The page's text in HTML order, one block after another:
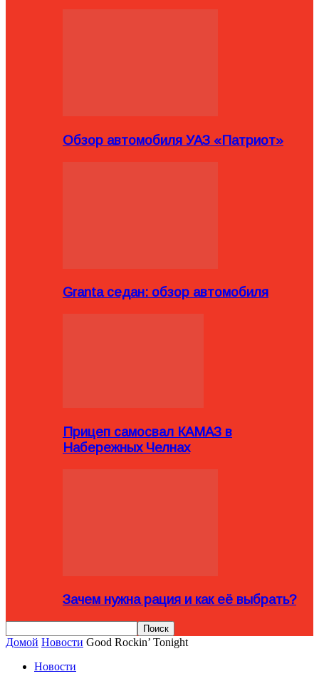
Обзор автомобиля УАЗ «Патриот»
Granta седан: обзор автомобиля
Прицеп самосвал КАМАЗ в
Набережных Челнах
Зачем нужна рация и как её выбрать?
Домой Новости Good Rockin’ Tonight
Новости